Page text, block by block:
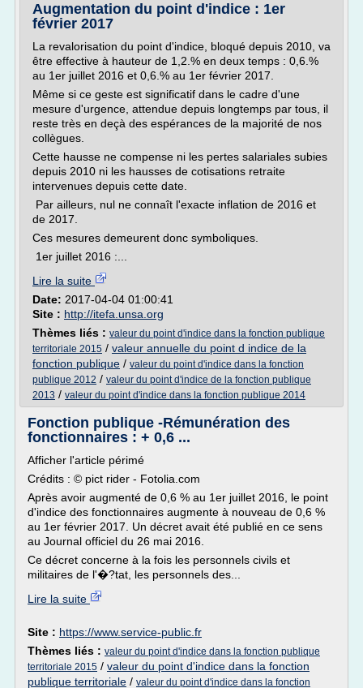
Augmentation du point d'indice : 1er
février 2017
La revalorisation du point d'indice, bloqué depuis 2010, va
être effective à hauteur de 1,2.% en deux temps : 0,6.%
au 1er juillet 2016 et 0,6.% au 1er février 2017.
Même si ce geste est significatif dans le cadre d'une
mesure d'urgence, attendue depuis longtemps par tous, il
reste très en deçà des espérances de la majorité de nos
collègues.
Cette hausse ne compense ni les pertes salariales subies
depuis 2010 ni les hausses de cotisations retraite
intervenues depuis cette date.
Par ailleurs, nul ne connaît l'exacte inflation de 2016 et
de 2017.
Ces mesures demeurent donc symboliques.
1er juillet 2016 :...
Lire la suite
Date: 2017-04-04 01:00:41
Site : http://itefa.unsa.org
Thèmes liés : valeur du point d'indice dans la fonction publique
territoriale 2015 / valeur annuelle du point d indice de la
fonction publique / valeur du point d'indice dans la fonction
publique 2012 / valeur du point d'indice de la fonction publique
2013 / valeur du point d'indice dans la fonction publique 2014
Fonction publique -Rémunération des
fonctionnaires : + 0,6 ...
Afficher l'article périmé
Crédits : © pict rider - Fotolia.com
Après avoir augmenté de 0,6 % au 1er juillet 2016, le point
d'indice des fonctionnaires augmente à nouveau de 0,6 %
au 1er février 2017. Un décret avait été publié en ce sens
au Journal officiel du 26 mai 2016.
Ce décret concerne à la fois les personnels civils et
militaires de l'�?tat, les personnels des...
Lire la suite
Site : https://www.service-public.fr
Thèmes liés : valeur du point d'indice dans la fonction publique
territoriale 2015 / valeur du point d'indice dans la fonction
publique territoriale / valeur du point d'indice dans la fonction